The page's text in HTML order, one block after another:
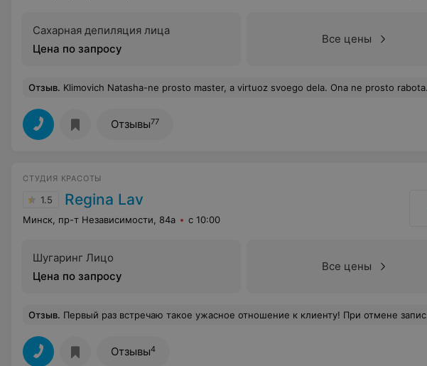
Сахарная депиляция лица
Цена по запросу
Все цены
Отзыв. Klimovich Natasha-ne prosto master, a virtuoz svoego dela. Ona ne prosto rabotaet, ona zanimaetsa tworchestwom. Ni razu ne pozhalela o svoem vybore, kotory sdelala 2 goda nazad!!!
Отзывы77
СТУДИЯ КРАСОТЫ
1.5 Regina Lav
Минск, пр-т Независимости, 84а с 10:00
Шугаринг Лицо
Цена по запросу
Все цены
Отзыв. Первый раз встречаю такое ужасное отношение к клиенту! При отмене записи следующая запись по предоплате. Далее если после этого ты приходишь и после по каким-то причинам переносишь и отменяешь запись, то тебе звонят, считают количество переносов и отмен и выговаривают, а потом отказывают в последующих записях. Не рекомендую это место, клиентский сервис отсутствует от слова совсем.
Отзывы4